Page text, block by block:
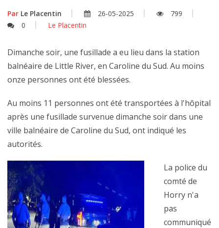
Par Le Placentin 26-05-2025
799
0
Le Placentin
Dimanche soir, une fusillade a eu lieu dans la station
balnéaire de Little River, en Caroline du Sud. Au moins
onze personnes ont été blessées.
Au moins 11 personnes ont été transportées à l'hôpital
après une fusillade survenue dimanche soir dans une
ville balnéaire de Caroline du Sud, ont indiqué les
autorités.
La police du
comté de
Horry n'a
pas
communiqué